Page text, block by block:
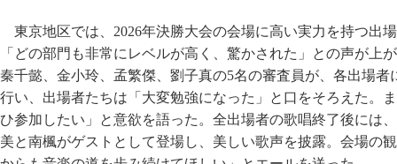
東京地区では、2026年決勝大会の会場に高い実力を持つ出
「どの部門も非常にレベルが高く、驚かされた」との声が上
秦千懿、金小玲、孟繁傑、劉子真の5名の審査員が、各出場
行い、出場者たちは「大変勉強になった」と口をそろえた。
ひ参加したい」と意欲を語った。全出場者の歌唱終了後には
美と南楓がゲストとして登場し、美しい歌声を披露。会場の